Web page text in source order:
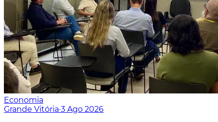
Economia
Grande Vitória·3 Ago 2026